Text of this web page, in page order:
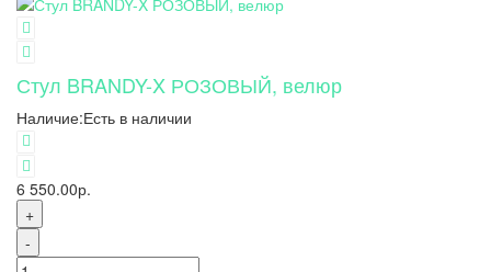
Стул BRANDY-X РОЗОВЫЙ, велюр
Наличие:Есть в наличии
6 550.00р.
+
-